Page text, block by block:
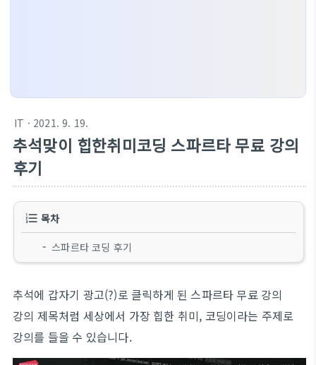
IT · 2021. 9. 19.
추석맞이 힙한취미코딩 스파르타 무료 강의
후기
목차
스파르타 코딩 후기
추석에 갑자기 광고(?)로 클릭하게 된 스파르타 무료 강의
강의 제목처럼 세상에서 가장 힙한 취미, 코딩이라는 주제로
강의를 들을 수 있습니다.